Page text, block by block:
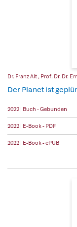
Dr. Franz Alt , Prof. Dr. Dr.
Der Planet ist
2022 | Buch - Gebunden
2022 | E-Book - PDF
2022 | E-Book - ePUB